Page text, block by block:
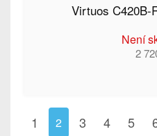
Virtuos C420B-
Není
2
1 2 3 4 5